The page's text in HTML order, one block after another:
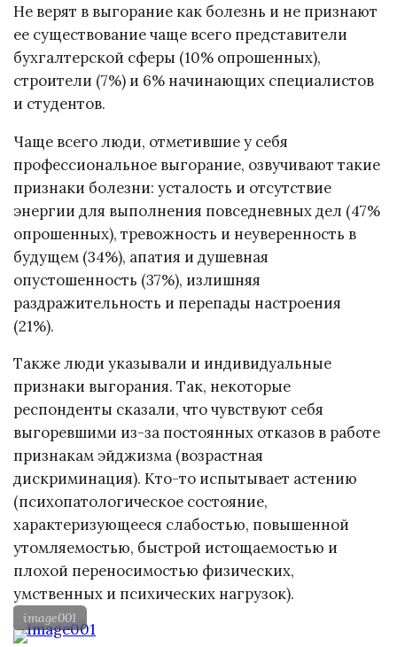
Не верят в выгорание как болезнь и не признают
ее существование чаще всего представители
бухгалтерской сферы (10% опрошенных),
строители (7%) и 6% начинающих специалистов
и студентов.
Чаще всего люди, отметившие у себя
профессиональное выгорание, озвучивают такие
признаки болезни: усталость и отсутствие
энергии для выполнения повседневных дел (47%
опрошенных), тревожность и неуверенность в
будущем (34%), апатия и душевная
опустошенность (37%), излишняя
раздражительность и перепады настроения
(21%).
Также люди указывали и индивидуальные
признаки выгорания. Так, некоторые
респонденты сказали, что чувствуют себя
выгоревшими из-за постоянных отказов в работе
признакам эйджизма (возрастная
дискриминация). Кто-то испытывает астению
(психопатологическое состояние,
характеризующееся слабостью, повышенной
утомляемостью, быстрой истощаемостью и
плохой переносимостью физических,
умственных и психических нагрузок).
image001